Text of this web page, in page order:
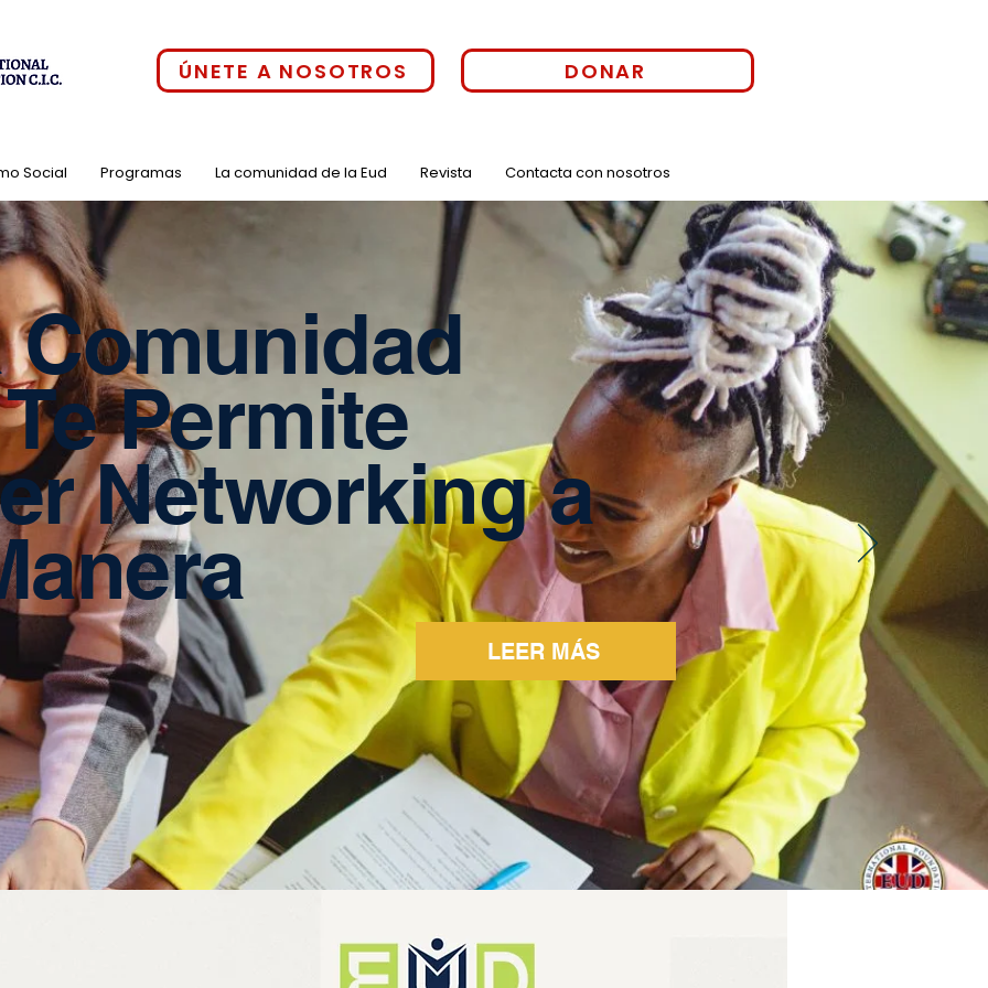
ÚNETE A NOSOTROS DONAR
Social Programas La comunidad de la Eud Revista Contacta con nosotros
Comunidad
Permite
Networking a
LEER MÁS